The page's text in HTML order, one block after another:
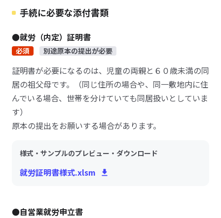
手続に必要な添付書類
●就労（内定）証明書
必須 別途原本の提出が必要
証明書が必要になるのは、児童の両親と６０歳未満の同
居の祖父母です。（同じ住所の場合や、同一敷地内に住
んでいる場合、世帯を分けていても同居扱いとしていま
す）
原本の提出をお願いする場合があります。
様式・サンプルのプレビュー・ダウンロード
就労証明書様式.xlsm
●自営業就労申立書